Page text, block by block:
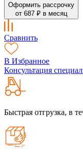
Оформить рассрочку
от 687 ₽ в месяц
Сравнить
В Избранное
Консультация
Быстрая отгрузка, в